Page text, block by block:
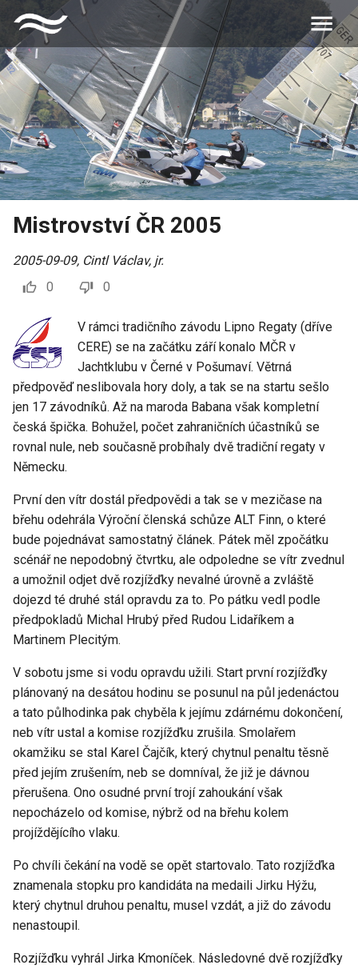
Mistrovství ČR 2005
2005-09-09, Cintl Václav, jr.
0
0
V rámci tradičního závodu Lipno Regaty (dříve
CERE) se na začátku září konalo MČR v
Jachtklubu v Černé v Pošumaví. Větrná
předpověď neslibovala hory doly, a tak se na startu sešlo
jen 17 závodníků. Až na maroda Babana však kompletní
česká špička. Bohužel, počet zahraničních účastníků se
rovnal nule, neb současně probíhaly dvě tradiční regaty v
Německu.
První den vítr dostál předpovědi a tak se v mezičase na
břehu odehrála Výroční členská schůze ALT Finn, o které
bude pojednávat samostatný článek. Pátek měl zpočátku
scénář ne nepodobný čtvrtku, ale odpoledne se vítr zvednul
a umožnil odjet dvě rozjížďky nevalné úrovně a zvláště
dojezd té druhé stál opravdu za to. Po pátku vedl podle
předpokladů Michal Hrubý před Rudou Lidaříkem a
Martinem Plecitým.
V sobotu jsme si vodu opravdu užili. Start první rozjížďky
plánovaný na desátou hodinu se posunul na půl jedenáctou
a tato půlhodinka pak chyběla k jejímu zdárnému dokončení,
neb vítr ustal a komise rozjížďku zrušila. Smolařem
okamžiku se stal Karel Čajčík, který chytnul penaltu těsně
před jejím zrušením, neb se domníval, že již je dávnou
přerušena. Ono osudné první trojí zahoukání však
nepocházelo od komise, nýbrž od na břehu kolem
projíždějícího vlaku.
Po chvíli čekání na vodě se opět startovalo. Tato rozjížďka
znamenala stopku pro kandidáta na medaili Jirku Hýžu,
který chytnul druhou penaltu, musel vzdát, a již do závodu
nenastoupil.
Rozjížďku vyhrál Jirka Kmoníček. Následovné dvě rozjížďky